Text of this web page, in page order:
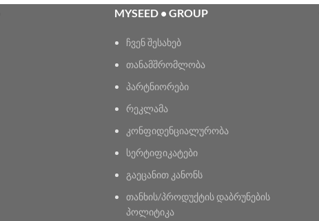
MYSEED • GROUP
ჩვენ შესახებ
თანამშრომლობა
პარტნიორები
რეკლამა
კონფიდენციალურობა
სერტიფიკატები
გაეცანით კანონს
თანხის/პროდუქტის დაბრუნების
პოლიტიკა